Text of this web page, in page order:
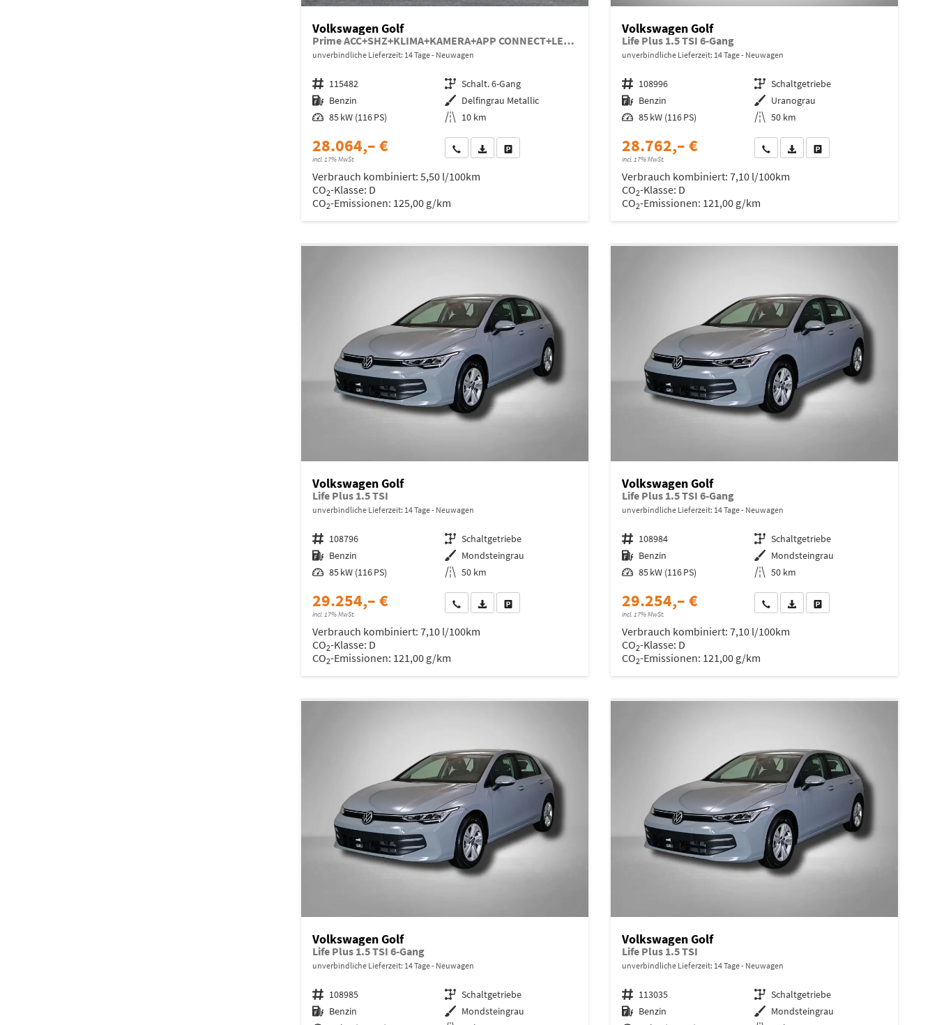
Volkswagen Golf
Prime ACC+SHZ+KLIMA+KAMERA+APP CONNECT+LED+17" ALU
unverbindliche Lieferzeit: 14 Tage Neuwagen
Fahrzeugnr. 115482 Getriebe Schalt. 6-Gang
Kraftstoff Benzin Außenfarbe Delfingrau Metallic
Leistung 85 kW (116 PS) Kilometerstand 10 km
28.064,– €
incl. 17% MwSt.
Wir rufen Sie anFahrzeugexposé (PDF)
Fahrzeug parken
Verbrauch kombiniert: 5,50 l/100km
CO2-Klasse: D
CO2-Emissionen: 125,00 g/km
Volkswagen Golf
Life Plus 1.5 TSI 6-Gang
unverbindliche Lieferzeit: 14 Tage Neuwagen
Fahrzeugnr. 108996 Getriebe Schaltgetriebe
Kraftstoff Benzin Außenfarbe Uranograu
Leistung 85 kW (116 PS) Kilometerstand 50 km
28.762,– €
incl. 17% MwSt.
Wir rufen Sie anFahrzeugexposé (PDF)
Fahrzeug parken
Verbrauch kombiniert: 7,10 l/100km
CO2-Klasse: D
CO2-Emissionen: 121,00 g/km
Volkswagen Golf
Life Plus 1.5 TSI
unverbindliche Lieferzeit: 14 Tage Neuwagen
Fahrzeugnr. 108796 Getriebe Schaltgetriebe
Kraftstoff Benzin Außenfarbe Mondsteingrau
Leistung 85 kW (116 PS) Kilometerstand 50 km
29.254,– €
incl. 17% MwSt.
Wir rufen Sie anFahrzeugexposé (PDF)
Fahrzeug parken
Verbrauch kombiniert: 7,10 l/100km
CO2-Klasse: D
CO2-Emissionen: 121,00 g/km
Volkswagen Golf
Life Plus 1.5 TSI 6-Gang
unverbindliche Lieferzeit: 14 Tage Neuwagen
Fahrzeugnr. 108984 Getriebe Schaltgetriebe
Kraftstoff Benzin Außenfarbe Mondsteingrau
Leistung 85 kW (116 PS) Kilometerstand 50 km
29.254,– €
incl. 17% MwSt.
Wir rufen Sie anFahrzeugexposé (PDF)
Fahrzeug parken
Verbrauch kombiniert: 7,10 l/100km
CO2-Klasse: D
CO2-Emissionen: 121,00 g/km
Volkswagen Golf
Life Plus 1.5 TSI 6-Gang
unverbindliche Lieferzeit: 14 Tage Neuwagen
Fahrzeugnr. 108985 Getriebe Schaltgetriebe
Kraftstoff Benzin Außenfarbe Mondsteingrau
Volkswagen Golf
Life Plus 1.5 TSI
unverbindliche Lieferzeit: 14 Tage Neuwagen
Fahrzeugnr. 113035 Getriebe Schaltgetriebe
Kraftstoff Benzin Außenfarbe Mondsteingrau